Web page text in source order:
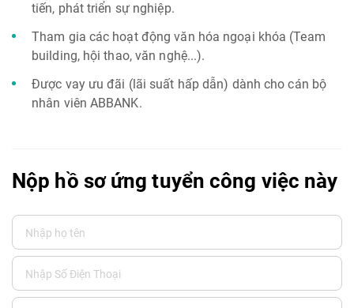
tiến, phát triển sự nghiệp.
Tham gia các hoạt động văn hóa ngoại khóa (Team
building, hội thao, văn nghệ...).
Được vay ưu đãi (lãi suất hấp dẫn) dành cho cán bộ
nhân viên ABBANK.
Nộp hồ sơ ứng tuyển công việc này